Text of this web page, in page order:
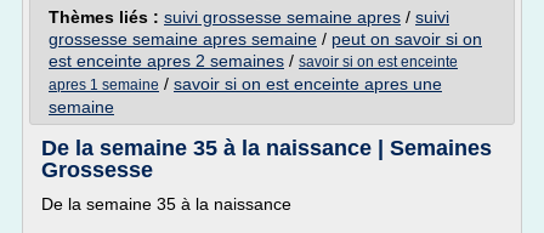
Thèmes liés : suivi grossesse semaine apres / suivi
grossesse semaine apres semaine / peut on savoir si on
est enceinte apres 2 semaines / savoir si on est enceinte
apres 1 semaine / savoir si on est enceinte apres une
semaine
De la semaine 35 à la naissance | Semaines
Grossesse
De la semaine 35 à la naissance